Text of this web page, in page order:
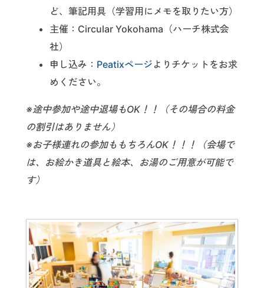
ど、筆記用具（学習用にメモを取りたい方）
主催：Circular Yokohama（ハーチ株式会
社）
申し込み： Peatixページよりチケットをお求
めください。
※途中参加や途中退場もOK！！（その場合の料金
の割引はありません）
※お子様連れの参加ももちろんOK！！！（会場で
は、お絵かき道具と絵本、お湯のご用意が可能で
す）